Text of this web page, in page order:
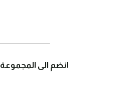
انضم الى المجموعة